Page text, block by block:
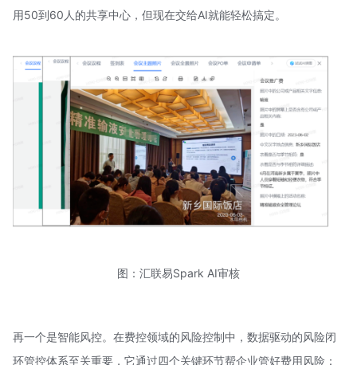
用50到60人的共享中心，但现在交给AI就能轻松搞定。
图：汇联易Spark AI审核
再一个是智能风控。在费控领域的风险控制中，数据驱动的风险闭
环管控体系至关重要，它通过四个关键环节帮企业管好费用风险：